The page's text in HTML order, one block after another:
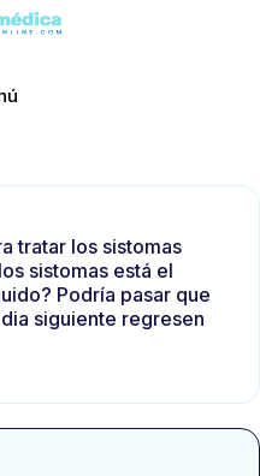
tratar los sistomas
sistomas está el
Podría pasar que
siguiente regresen